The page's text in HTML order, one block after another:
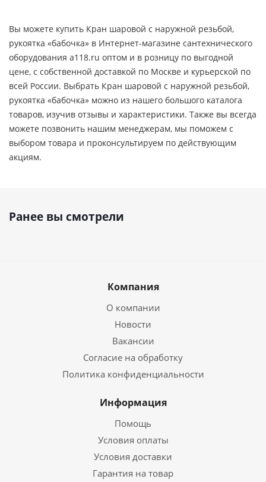
Вы можете купить Кран шаровой с наружной резьбой,
рукоятка «бабочка» в Интернет-магазине сантехнического
оборудования a118.ru оптом и в розницу по выгодной
цене, c собственной доставкой по Москве и курьерской по
всей России. Выбрать Кран шаровой с наружной резьбой,
рукоятка «бабочка» можно из нашего большого каталога
товаров, изучив отзывы и характеристики. Также вы всегда
можете позвонить нашим менеджерам, мы поможем с
выбором товара и проконсультируем по действующим
акциям.
Ранее вы смотрели
Компания
О компании
Новости
Вакансии
Согласие на обработку
Политика конфиденциальности
Информация
Помощь
Условия оплаты
Условия доставки
Гарантия на товар